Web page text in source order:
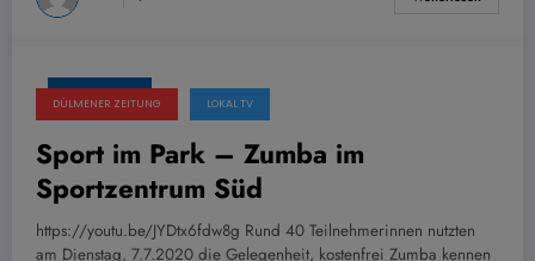
8. Juli 2020
DÜLMENER ZEITUNG LOKAL TV
Sport im Park – Zumba im
Sportzentrum Süd
https://youtu.be/JYDtx6fdw8g Rund 40 Teilnehmerinnen nutzten
am Dienstag, 7.7.2020 die Gelegenheit, kostenfrei Zumba kennen